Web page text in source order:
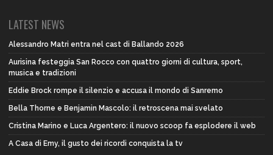
LATEST NEWS
Alessandro Matri entra nel cast di Ballando 2026
Aurisina festeggia San Rocco con quattro giorni di cultura, sport,
musica e tradizioni
Eddie Brock rompe il silenzio e accusa il mondo di Sanremo
Bella Thorne e Benjamin Mascolo: il retroscena mai svelato
Cristina Marino e Luca Argentero: il nuovo scoop fa esplodere il web
A Casa di Emy, il gusto dei ricordi conquista la tv